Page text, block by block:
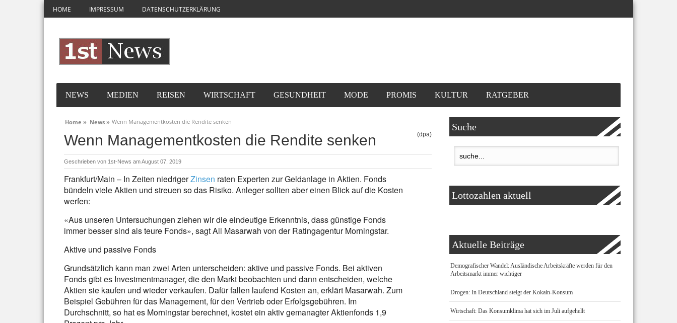
HOME IMPRESSUM DATENSCHUTZERKLÄRUNG
NEWS MEDIEN REISEN WIRTSCHAFT GESUNDHEIT MODE PROMIS KULTUR RATGEBER
Home » News » Wenn Managementkosten die Rendite senken
Wenn Managementkosten die Rendite senken (dpa)
Geschrieben von 1st-News am August 07, 2019
Frankfurt/Main – In Zeiten niedrigerZinsen raten Experten zur Geldanlage in Aktien. Fonds
bündeln viele Aktien und streuen so das Risiko. Anleger sollten aber einen Blick auf die Kosten
werfen:
«Aus unseren Untersuchungen ziehen wir die eindeutige Erkenntnis, dass günstige Fonds
immer besser sind als teure Fonds», sagt Ali Masarwah von der Ratingagentur Morningstar.
Aktive und passive Fonds
Grundsätzlich kann man zwei Arten unterscheiden: aktive und passive Fonds. Bei aktiven
Fonds gibt es Investmentmanager, die den Markt beobachten und dann entscheiden, welche
Aktien sie kaufen und wieder verkaufen. Dafür fallen laufend Kosten an, erklärt Masarwah. Zum
Beispiel Gebühren für das Management, für den Vertrieb oder Erfolgsgebühren. Im
Durchschnitt, so hat es Morningstar berechnet, kostet ein aktiv gemanagter Aktienfonds 1,9
Suche
Lottozahlen aktuell
Aktuelle Beiträge
Demografischer Wandel: Ausländische Arbeitskräfte werden für den
Arbeitsmarkt immer wichtiger
Drogen: In Deutschland steigt der Kokain-Konsum
Wirtschaft: Das Konsumklima hat sich im Juli aufgehellt